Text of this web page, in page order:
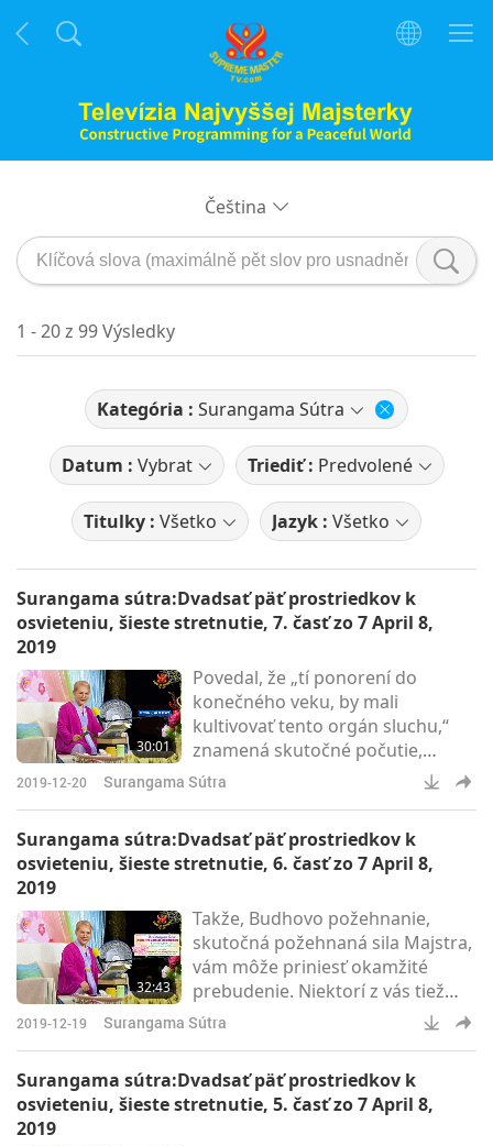
Čeština
1 - 20 z 99 Výsledky
Kategória : Surangama Sútra
Datum : Vybrat Triediť : Predvolené
Titulky : Všetko Jazyk : Všetko
Surangama sútra:Dvadsať päť prostriedkov k
osvieteniu, šieste stretnutie, 7. časť zo 7 April 8,
2019
30:01
Povedal, že „tí ponorení do
konečného veku, by mali
kultivovať tento orgán sluchu,“
znamená skutočné počutie,
perfektný prienik, ktorý predčí
2019-12-20 Surangama Sútra
Surangama sútra:Dvadsať päť prostriedkov k
osvieteniu, šieste stretnutie, 6. časť zo 7 April 8,
2019
32:43
Takže, Budhovo požehnanie,
skutočná požehnaná sila Majstra,
vám môže priniesť okamžité
prebudenie. Niektorí z vás tiež
majú podobné skúsenosti. A
žijúcom Majstrovi býva vo vnútri
úžasná sila. Preto hľadajú
2019-12-19 Surangama Sútra
Surangama sútra:Dvadsať päť prostriedkov k
osvieteniu, šieste stretnutie, 5. časť zo 7 April 8,
2019